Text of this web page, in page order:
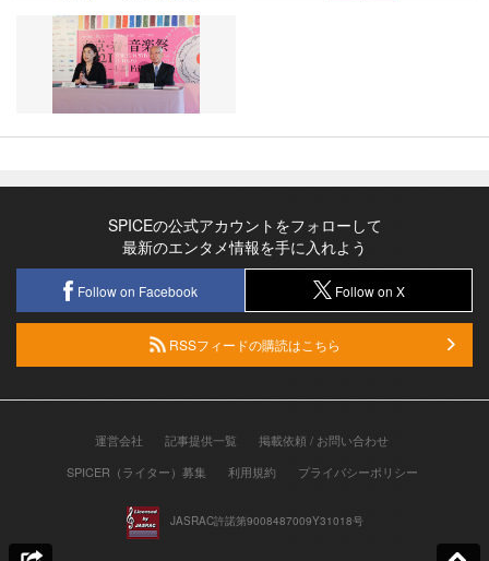
SPICEの公式アカウントをフォローして
最新のエンタメ情報を手に入れよう
Follow on Facebook Follow on X
RSSフィードの購読はこちら
運営会社 記事提供一覧
掲載依頼 / お問い合わせ
SPICER（ライター）募集
利用規約 プライバシーポリシー
JASRAC許諾第9008487009Y31018号